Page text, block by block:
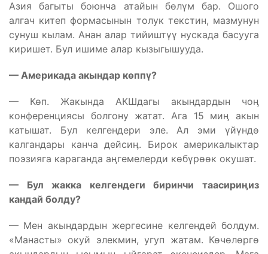
Азия багыты боюнча атайын бөлүм бар. Ошого
алгач китеп формасынын толук текстин, мазмунун
сунуш кылам. Анан алар тийиштүү нускада басууга
киришет. Бул ишиме алар кызыгышууда.
— Америкада акындар көппү?
— Көп. Жакында АКШдагы акындардын чоӊ
конференциясы болгону жатат. Ага 15 миӊ акын
катышат. Бул келгендери эле. Ал эми үйүндө
калгандары канча дейсиӊ. Бирок америкалыктар
поэзияга караганда аӊгемелерди көбүрөөк окушат.
— Бул жакка келгендеги биринчи таасириӊиз
кандай болду?
— Мен акындардын жергесине келгендей болдум.
«Манасты» окуй элекмин, угуп жатам. Көчөлөргө